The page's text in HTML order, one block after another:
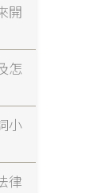
開
怎
小
律